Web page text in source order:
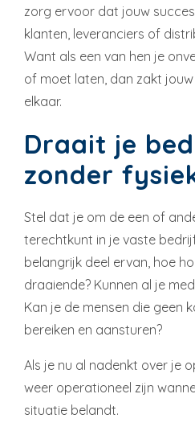
zorg ervoor dat jouw
klanten, leveranciers of
Want als een van hen je
of moet laten, dan zakt
elkaar.
Draait je
zonder
Stel dat je om de een of
terechtkunt in je vaste
belangrijk deel ervan, hoe
draaiende? Kunnen al je
Kan je de mensen die geen
bereiken en aansturen?
Als je nu al nadenkt over je
weer operationeel zijn
situatie belandt.